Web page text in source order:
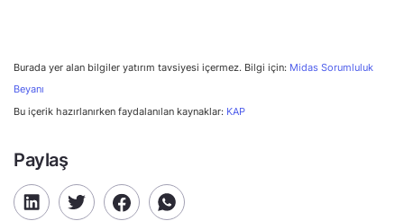
Burada yer alan bilgiler yatırım tavsiyesi içermez. Bilgi için: Midas Sorumluluk
Beyanı
Bu içerik hazırlanırken faydalanılan kaynaklar: KAP
Paylaş